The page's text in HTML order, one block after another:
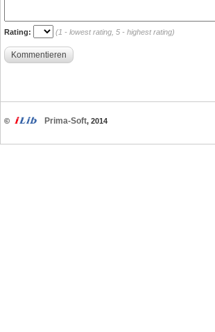
Rating: (1 - lowest rating, 5 - highest rating)
Kommentieren
© Prima-Soft, 2014